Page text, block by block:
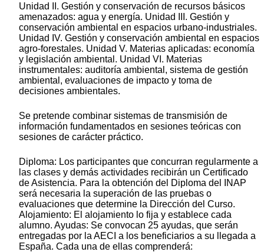
Unidad II. Gestión y conservación de recursos básicos
amenazados: agua y energía. Unidad III. Gestión y
conservación ambiental en espacios urbano-industriales.
Unidad IV. Gestión y conservación ambiental en espacios
agro-forestales. Unidad V. Materias aplicadas: economía
y legislación ambiental. Unidad VI. Materias
instrumentales: auditoría ambiental, sistema de gestión
ambiental, evaluaciones de impacto y toma de
decisiones ambientales.
Se pretende combinar sistemas de transmisión de
información fundamentados en sesiones teóricas con
sesiones de carácter práctico.
Diploma: Los participantes que concurran regularmente a
las clases y demás actividades recibirán un Certificado
de Asistencia. Para la obtención del Diploma del INAP
será necesaria la superación de las pruebas o
evaluaciones que determine la Dirección del Curso.
Alojamiento: El alojamiento lo fija y establece cada
alumno. Ayudas: Se convocan 25 ayudas, que serán
entregadas por la AECI a los beneficiarios a su llegada a
España. Cada una de ellas comprenderá: